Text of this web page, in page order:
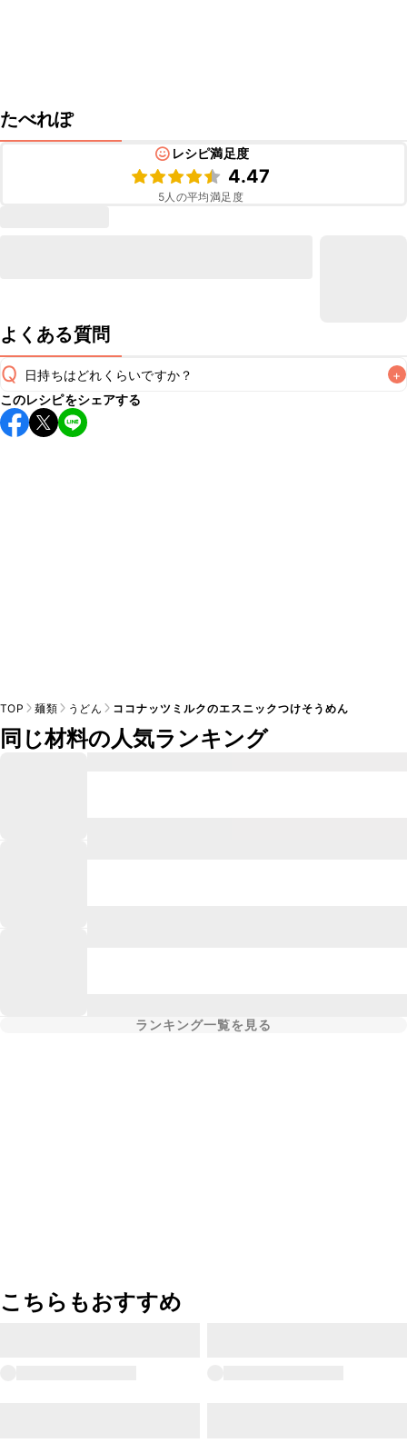
たべれぽ
レシピ満足度
4.47
5人の平均満足度
よくある質問
Q 日持ちはどれくらいですか？ +
こちらのレシピは出来たてをお召し上がりいただくことをお
すすめします。
このレシピをシェアする
TOP 麺類 うどん ココナッツミルクのエスニックつけそうめん
同じ材料の人気ランキング
ランキング一覧を見る
こちらもおすすめ